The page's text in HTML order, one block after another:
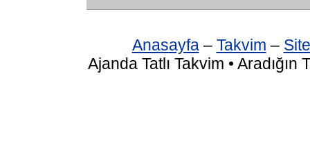
Anasayfa– Takvim –
Ajanda Tatlı Takvim •